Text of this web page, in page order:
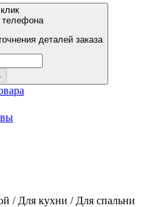
деталей заказа
/ Для кухни / Для спальни